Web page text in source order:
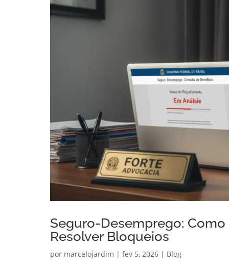
Seguro-Desemprego: Como
Resolver Bloqueios
por marcelojardim | fev 5, 2026 | Blog